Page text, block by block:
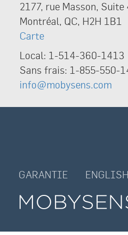
2177, rue Masson, Suite
Montréal, QC, H2H 1B1
Carte
Local: 1-514-360-1413
Sans frais: 1-855-550-
info@mobysens.com
GARANTIE ENGLISH